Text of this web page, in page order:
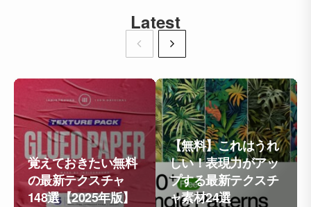
Latest
覚えておきたい無料
の最新テクスチャ
148選【2025年版】
【無料】これはうれ
しい！表現力がアッ
プする最新テクスチ
ャ素材24選